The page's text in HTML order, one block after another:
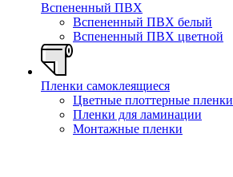
Вспененный ПВХ
Вспененный ПВХ белый
Вспененный ПВХ цветной
Пленки самоклеящиеся
Цветные плоттерные пленки
Пленки для ламинации
Монтажные пленки